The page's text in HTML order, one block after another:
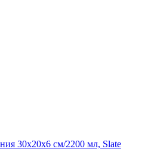
30х20x6 см/2200 мл, Slate